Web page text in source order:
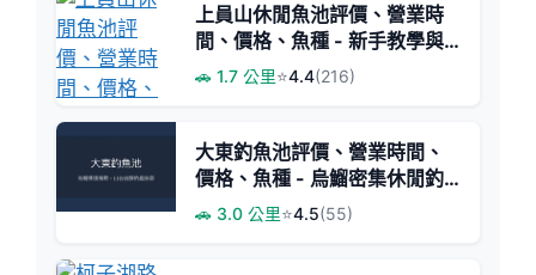
上員山休閒魚池評價、營業時
間、價格、魚種 - 新手教學與
鮮魚料理首選
🚗 1.7 公里⭐4.4(216)
大東釣魚池評價、營業時間、
價格、魚種 - 烏鰡密集休閒釣
🚗 3.0 公里⭐4.5(55)